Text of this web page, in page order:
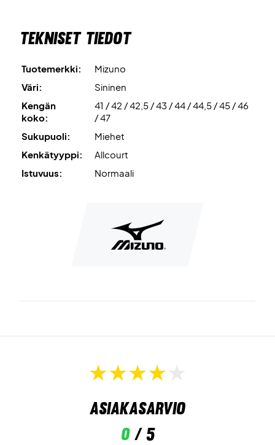
Tekniset tiedot
Tuotemerkki:
Mizuno
Väri:
Sininen
Kengän
koko:
41 / 42 / 42,5 / 43 / 44 / 44,5 / 45 / 46
/ 47
Sukupuoli:
Miehet
Kenkätyyppi:
Allcourt
Istuvuus:
Normaali
Asiakasarvio
0/ 5